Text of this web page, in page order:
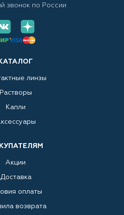
КАТАЛОГ
линзы
Растворы
Капли
Акции
Доставка
оплаты
возврата
звонок по России